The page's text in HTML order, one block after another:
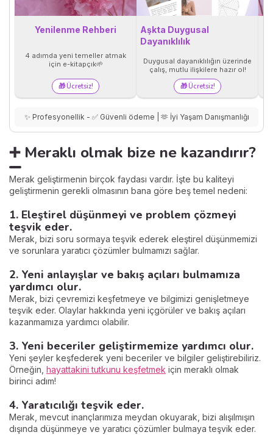
Yenilenme Rehberi
4 adımda yeni temeller atmak
için e-kitapçık🌱
🎁 Ücretsiz!
Aşkta Duygusal
Dayanıklılık
Duygusal dayanıklılığın üzerinde
çalış, mutlu ilişkilere hazır ol!
🎁 Ücretsiz!
✨ Profesyonellik - ✅ Güvenli ödeme | 🫶 İyi Yaşam Danışmanlığı
➕ Meraklı olmak bize ne kazandırır?
Merak geliştirmenin birçok faydası vardır. İşte bu kaliteyi
geliştirmenin gerekli olmasının bana göre beş temel nedeni:
1. Eleştirel düşünmeyi ve problem çözmeyi
teşvik eder.
Merak, bizi soru sormaya teşvik ederek eleştirel düşünmemizi
ve sorunlara yaratıcı çözümler bulmamızı sağlar.
2. Yeni anlayışlar ve bakış açıları bulmamıza
yardımcı olur.
Merak, bizi çevremizi keşfetmeye ve bilgimizi genişletmeye
teşvik eder. Olaylar hakkında yeni içgörüler ve bakış açıları
kazanmamıza yardımcı olabilir.
3. Yeni beceriler geliştirmemize yardımcı olur.
Yeni şeyler keşfederek yeni beceriler ve bilgiler geliştirebiliriz.
Örneğin, hayattakini tutkunu keşfetmek için meraklı olmak
birinci adım!
4. Yaratıcılığı teşvik eder.
Merak, mevcut inançlarımıza meydan okuyarak, bizi alışılmışın
dışında düşünmeye ve yaratıcı çözümler bulmaya teşvik eder.